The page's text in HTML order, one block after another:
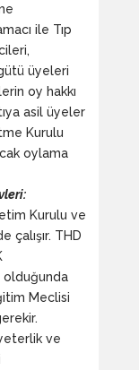
ile Tıp
üyeleri
oy hakkı
asil üyeler
Kurulu
oylama
Kurulu ve
çalışır. THD
olduğunda
Meclisi
ve